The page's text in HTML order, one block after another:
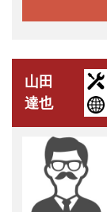
山田
達也